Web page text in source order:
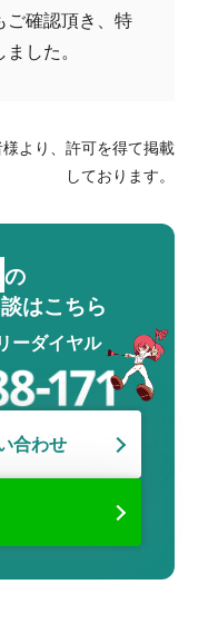
ご確認頂き、特
した。
より、許可を得て掲載
しております。
の
はこちら
ーダイヤル
合わせ